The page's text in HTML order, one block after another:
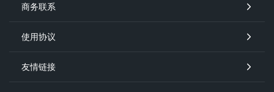
商务联系
使用协议
友情链接